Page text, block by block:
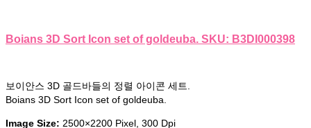
Boians 3D Sort Icon set of goldeuba. SKU: B3DI000398
보이안스 3D 골드바들의 정렬 아이콘 세트.
Boians 3D Sort Icon set of goldeuba.
Image Size: 2500×2200 Pixel, 300 Dpi